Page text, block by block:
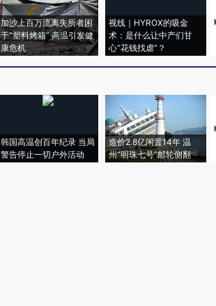
加沙上百万流离失所者困
于“塑料烤箱” 高温引发健
康危机
视线｜HYROX的吸金
术：是什么让中产们甘
心“花钱找虐”？
韩国高温创百年纪录 当局
警告停止一切户外活动
造价2.8亿闲置14年 温
州“明珠七号”邮轮侧翻